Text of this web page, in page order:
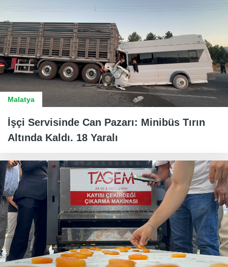
Malatya
İşçi Servisinde Can Pazarı: Minibüs Tırın
Altında Kaldı. 18 Yaralı